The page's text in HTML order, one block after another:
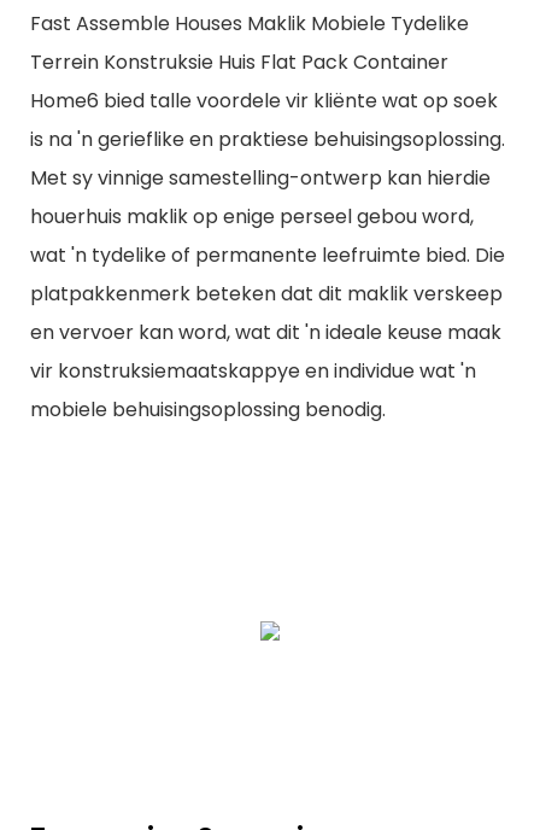
Fast Assemble Houses Maklik Mobiele Tydelike
Terrein Konstruksie Huis Flat Pack Container
Home6 bied talle voordele vir kliënte wat op soek
is na 'n gerieflike en praktiese behuisingsoplossing.
Met sy vinnige samestelling-ontwerp kan hierdie
houerhuis maklik op enige perseel gebou word,
wat 'n tydelike of permanente leefruimte bied. Die
platpakkenmerk beteken dat dit maklik verskeep
en vervoer kan word, wat dit 'n ideale keuse maak
vir konstruksiemaatskappye en individue wat 'n
mobiele behuisingsoplossing benodig.